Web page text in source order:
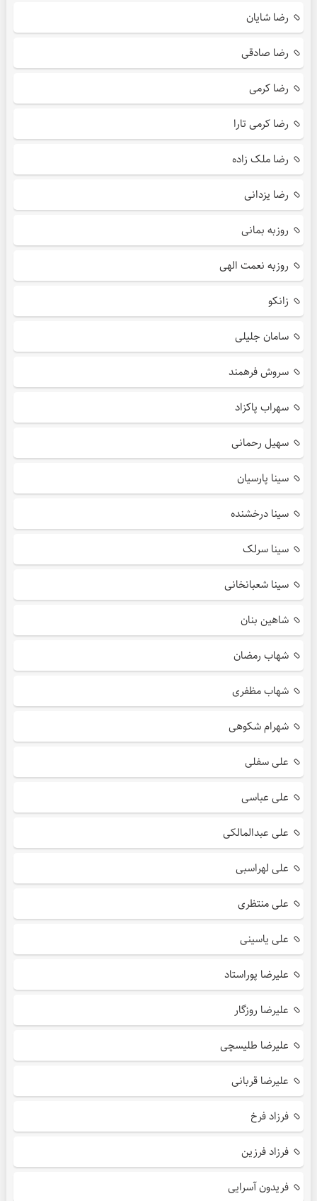
رضا شایان
رضا صادقی
رضا کرمی
رضا کرمی تارا
رضا ملک زاده
رضا یزدانی
روزبه بمانی
روزبه نعمت الهی
زانکو
سامان جلیلی
سروش فرهمند
سهراب پاکزاد
سهیل رحمانی
سینا پارسیان
سینا درخشنده
سینا سرلک
سینا شعبانخانی
شاهین بنان
شهاب رمضان
شهاب مظفری
شهرام شکوهی
علی سفلی
علی عباسی
علی عبدالمالکی
علی لهراسبی
علی منتظری
علی یاسینی
علیرضا پوراستاد
علیرضا روزگار
علیرضا طلیسچی
علیرضا قربانی
فرزاد فرخ
فرزاد فرزین
فریدون آسرایی